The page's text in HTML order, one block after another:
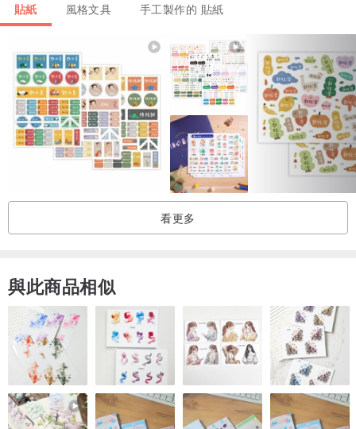
貼紙 風格文具 手工製作的 貼紙
看更多
與此商品相似